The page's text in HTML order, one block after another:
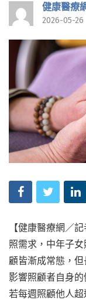
健康醫療
2026-05-26
【健康醫療網／
照需求，中年子
顧皆漸成常態，
影響照顧者自身
若每週照顧他人